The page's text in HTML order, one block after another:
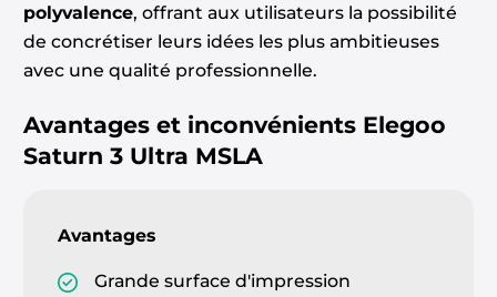
polyvalence, offrant aux utilisateurs la possibilité
de concrétiser leurs idées les plus ambitieuses
avec une qualité professionnelle.
Avantages et inconvénients Elegoo
Saturn 3 Ultra MSLA
Avantages
Grande surface d'impression